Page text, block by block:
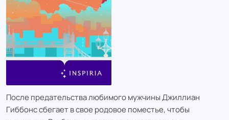
После предательства любимого мужчины Джиллиан
Гиббонс сбегает в свое родовое поместье, чтобы